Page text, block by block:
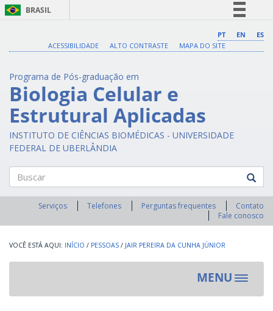
BRASIL
Comunica BR
Legislação
Canais
PT EN
ES
ACESSIBILIDADE
ALTO CONTRASTE MAPA DO SITE
Programa de Pós-graduação em
Biologia Celular e
Estrutural Aplicadas
INSTITUTO DE CIÊNCIAS BIOMÉDICAS - UNIVERSIDADE
FEDERAL DE UBERLÂNDIA
Buscar
Serviços Telefones Perguntas frequentes
Contato
Fale conosco
INÍCIO / PESSOAS / JAIR PEREIRA DA CUNHA JÚNIOR
MENU
Toggle